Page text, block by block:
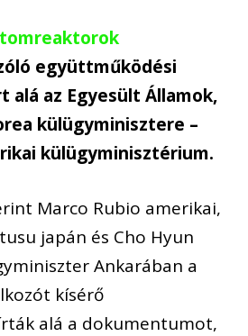
együttműködési
az Egyesült Államok,
külügyminisztere –
külügyminisztérium.
Marco Rubio amerikai,
japán és Cho Hyun
Ankarában a
kísérő
alá a dokumentumot,